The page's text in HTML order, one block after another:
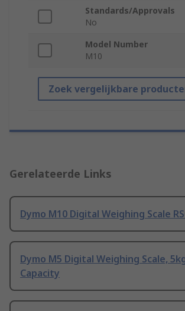
Standards/Approvals
No
Model Number
M10
Zoek vergelijkbare
Gerelateerde Links
Dymo M10 Digital Weighing Scale
Dymo M5 Digital Weighing Scale,
Capacity